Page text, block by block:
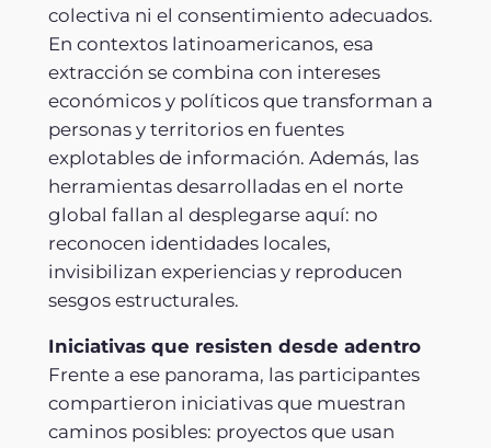
colectiva ni el consentimiento adecuados.
En contextos latinoamericanos, esa
extracción se combina con intereses
económicos y políticos que transforman a
personas y territorios en fuentes
explotables de información. Además, las
herramientas desarrolladas en el norte
global fallan al desplegarse aquí: no
reconocen identidades locales,
invisibilizan experiencias y reproducen
sesgos estructurales.
Iniciativas que resisten desde adentro
Frente a ese panorama, las participantes
compartieron iniciativas que muestran
caminos posibles: proyectos que usan